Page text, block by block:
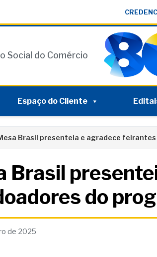
Social do Comércio
Espaço do Cliente
Brasil presenteia e agradece
Brasil
do
de 2025